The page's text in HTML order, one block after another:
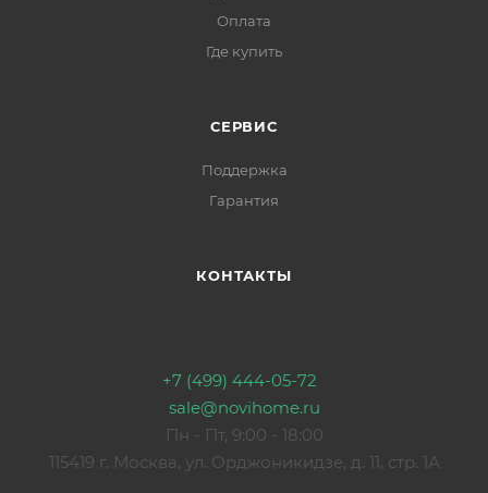
Оплата
Где купить
СЕРВИС
Поддержка
Гарантия
КОНТАКТЫ
+7 (499) 444-05-72
sale@novihome.ru
Пн - Пт, 9:00 - 18:00
115419 г. Москва, ул. Орджоникидзе, д. 11, стр. 1А